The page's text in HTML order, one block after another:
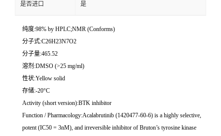
是否进口 是
纯度:98% by HPLC;NMR (Conforms)
分子式:C26H23N7O2
分子量:465.52
溶剂:DMSO (>25 mg/ml)
性状:Yellow solid
存储:-20°C
Activity (short version):BTK inhibitor
Function / Pharmacology:Acalabrutinib (1420477-60-6) is a highly selective,
potent (IC50 = 3nM), and irreversible inhibitor of Bruton’s tyrosine kinase